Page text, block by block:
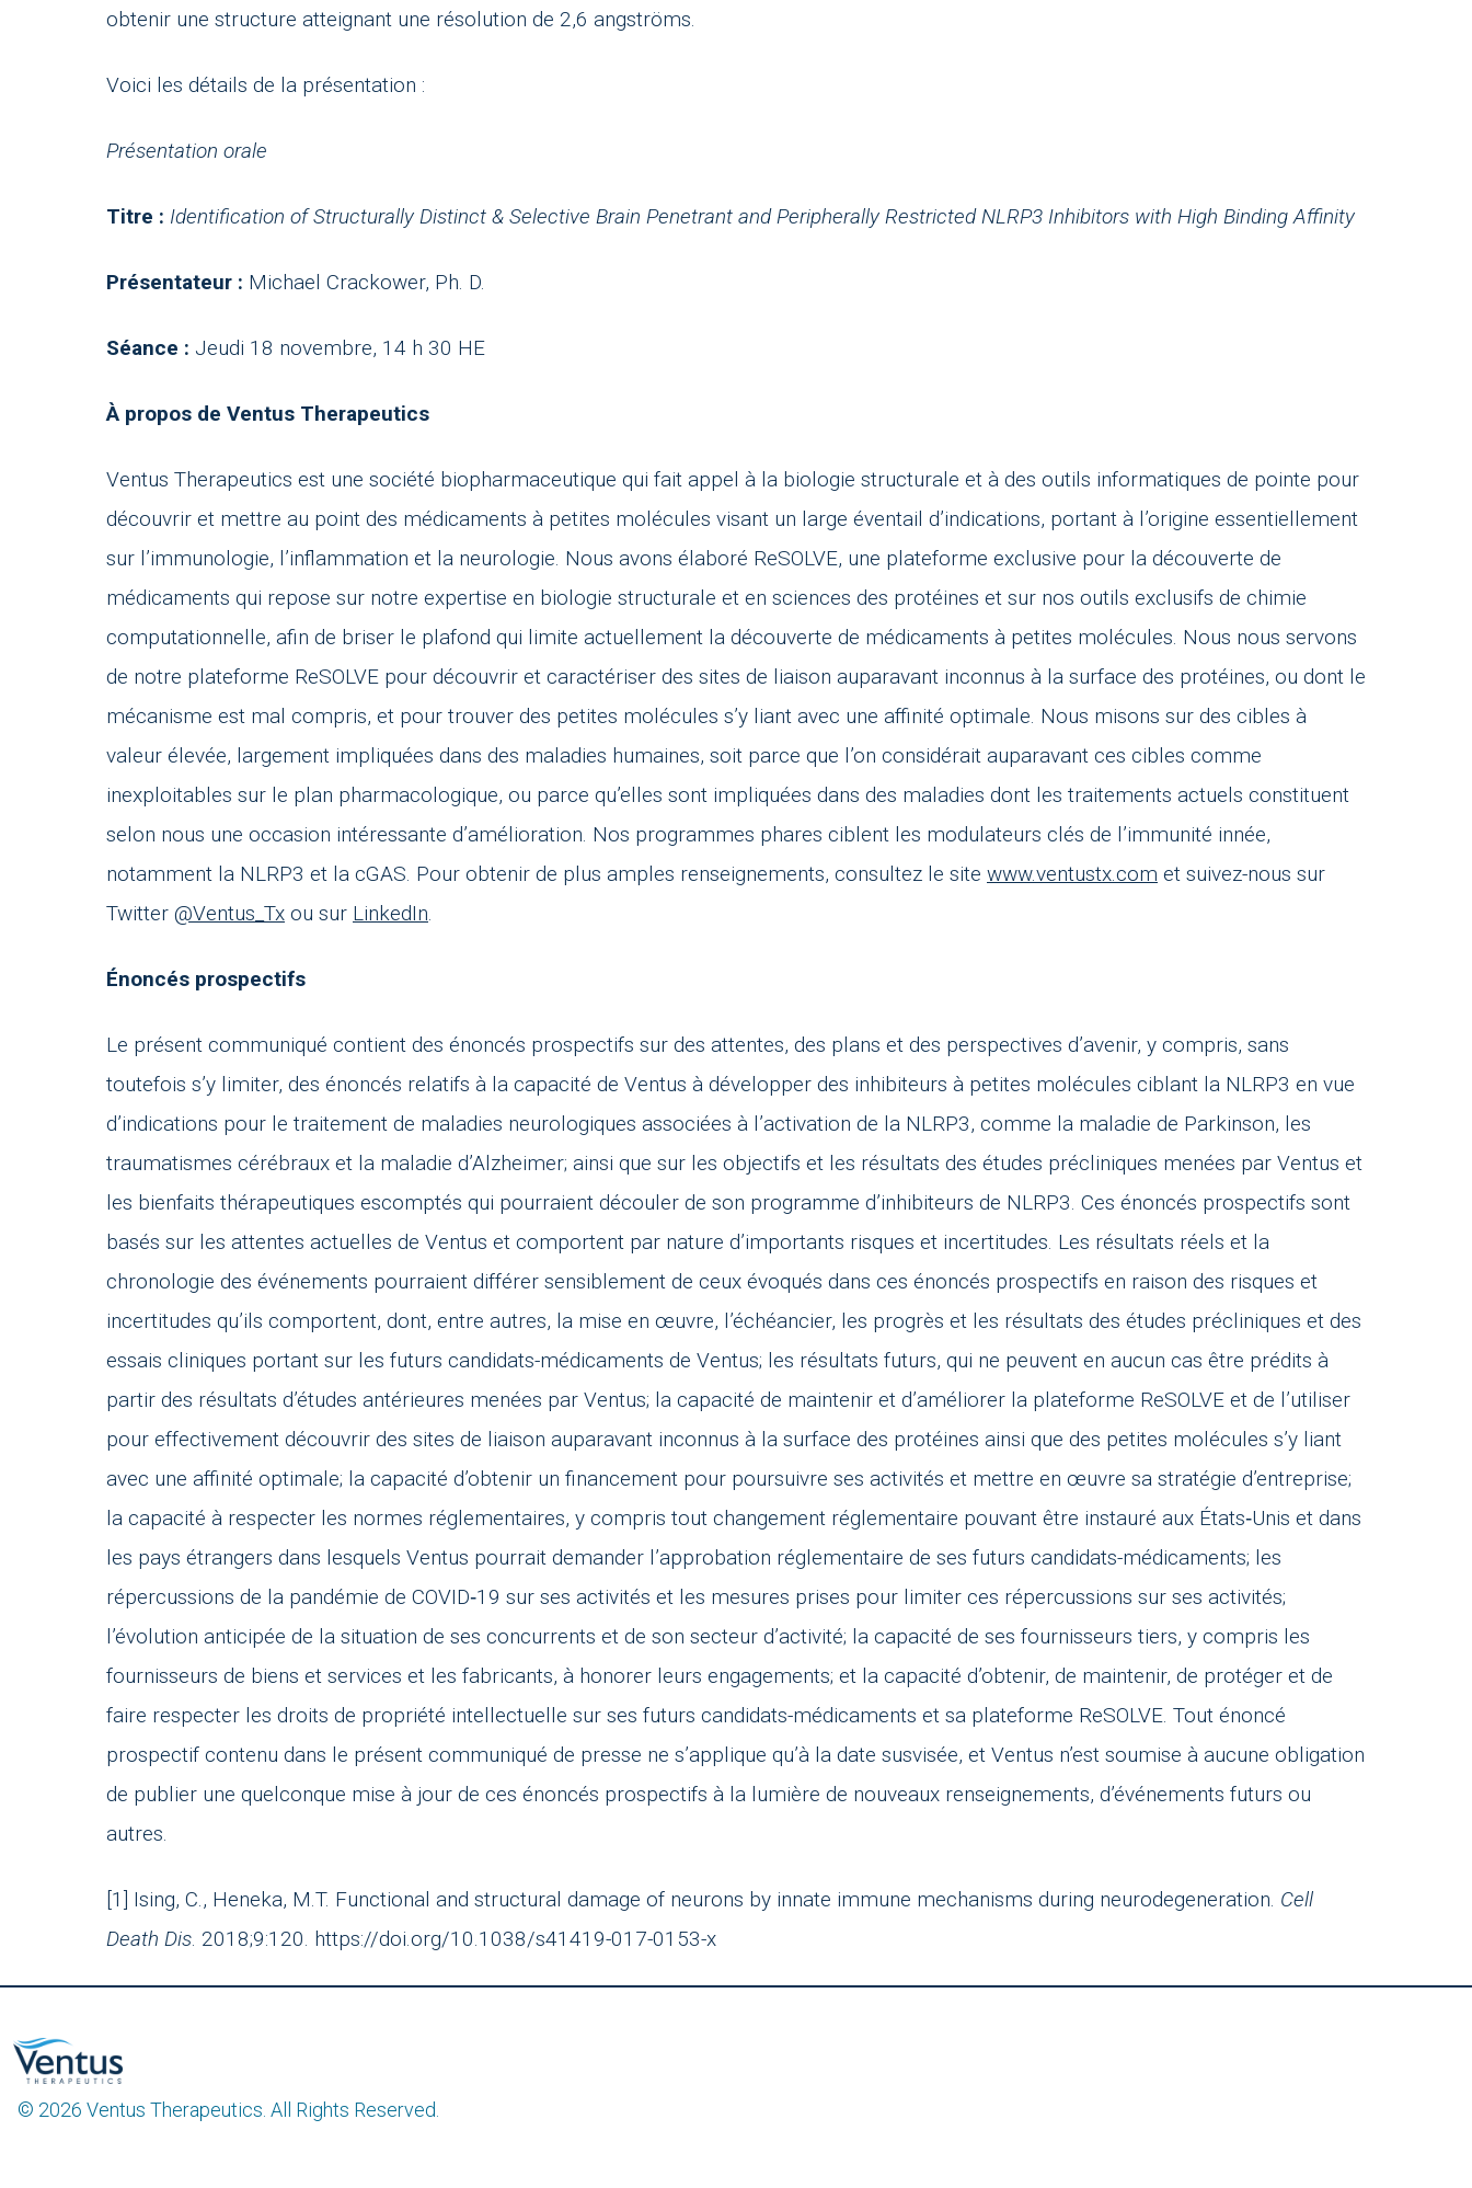
obtenir une structure atteignant une résolution de 2,6 angströms.
Voici les détails de la présentation :
Présentation orale
Titre : Identification of Structurally Distinct & Selective Brain Penetrant and Peripherally Restricted NLRP3 Inhibitors with High Binding Affinity
Présentateur : Michael Crackower, Ph. D.
Séance : Jeudi 18 novembre, 14 h 30 HE
À propos de Ventus Therapeutics
Ventus Therapeutics est une société biopharmaceutique qui fait appel à la biologie structurale et à des outils informatiques de pointe pour
découvrir et mettre au point des médicaments à petites molécules visant un large éventail d’indications, portant à l’origine essentiellement
sur l’immunologie, l’inflammation et la neurologie. Nous avons élaboré ReSOLVE, une plateforme exclusive pour la découverte de
médicaments qui repose sur notre expertise en biologie structurale et en sciences des protéines et sur nos outils exclusifs de chimie
computationnelle, afin de briser le plafond qui limite actuellement la découverte de médicaments à petites molécules. Nous nous servons
de notre plateforme ReSOLVE pour découvrir et caractériser des sites de liaison auparavant inconnus à la surface des protéines, ou dont le
mécanisme est mal compris, et pour trouver des petites molécules s’y liant avec une affinité optimale. Nous misons sur des cibles à
valeur élevée, largement impliquées dans des maladies humaines, soit parce que l’on considérait auparavant ces cibles comme
inexploitables sur le plan pharmacologique, ou parce qu’elles sont impliquées dans des maladies dont les traitements actuels constituent
selon nous une occasion intéressante d’amélioration. Nos programmes phares ciblent les modulateurs clés de l’immunité innée,
notamment la NLRP3 et la cGAS. Pour obtenir de plus amples renseignements, consultez le site www.ventustx.com et suivez-nous sur
Twitter @Ventus_Tx ou sur LinkedIn.
Énoncés prospectifs
Le présent communiqué contient des énoncés prospectifs sur des attentes, des plans et des perspectives d’avenir, y compris, sans
toutefois s’y limiter, des énoncés relatifs à la capacité de Ventus à développer des inhibiteurs à petites molécules ciblant la NLRP3 en vue
d’indications pour le traitement de maladies neurologiques associées à l’activation de la NLRP3, comme la maladie de Parkinson, les
traumatismes cérébraux et la maladie d’Alzheimer; ainsi que sur les objectifs et les résultats des études précliniques menées par Ventus et
les bienfaits thérapeutiques escomptés qui pourraient découler de son programme d’inhibiteurs de NLRP3. Ces énoncés prospectifs sont
basés sur les attentes actuelles de Ventus et comportent par nature d’importants risques et incertitudes. Les résultats réels et la
chronologie des événements pourraient différer sensiblement de ceux évoqués dans ces énoncés prospectifs en raison des risques et
incertitudes qu’ils comportent, dont, entre autres, la mise en œuvre, l’échéancier, les progrès et les résultats des études précliniques et des
essais cliniques portant sur les futurs candidats-médicaments de Ventus; les résultats futurs, qui ne peuvent en aucun cas être prédits à
partir des résultats d’études antérieures menées par Ventus; la capacité de maintenir et d’améliorer la plateforme ReSOLVE et de l’utiliser
pour effectivement découvrir des sites de liaison auparavant inconnus à la surface des protéines ainsi que des petites molécules s’y liant
avec une affinité optimale; la capacité d’obtenir un financement pour poursuivre ses activités et mettre en œuvre sa stratégie d’entreprise;
la capacité à respecter les normes réglementaires, y compris tout changement réglementaire pouvant être instauré aux États‑Unis et dans
les pays étrangers dans lesquels Ventus pourrait demander l’approbation réglementaire de ses futurs candidats-médicaments; les
répercussions de la pandémie de COVID‑19 sur ses activités et les mesures prises pour limiter ces répercussions sur ses activités;
l’évolution anticipée de la situation de ses concurrents et de son secteur d’activité; la capacité de ses fournisseurs tiers, y compris les
fournisseurs de biens et services et les fabricants, à honorer leurs engagements; et la capacité d’obtenir, de maintenir, de protéger et de
faire respecter les droits de propriété intellectuelle sur ses futurs candidats-médicaments et sa plateforme ReSOLVE. Tout énoncé
prospectif contenu dans le présent communiqué de presse ne s’applique qu’à la date susvisée, et Ventus n’est soumise à aucune obligation
de publier une quelconque mise à jour de ces énoncés prospectifs à la lumière de nouveaux renseignements, d’événements futurs ou
autres.
[1] Ising, C., Heneka, M.T. Functional and structural damage of neurons by innate immune mechanisms during neurodegeneration. Cell
Death Dis. 2018;9:120. https://doi.org/10.1038/s41419-017-0153-x
© 2026 Ventus Therapeutics. All Rights Reserved.